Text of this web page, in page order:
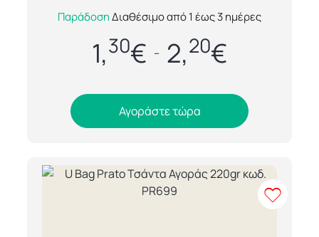
Η U Bag Phoenix είναι μία ελαφριά και
πρακτική τσάντα αγοράς 130gr, ιδανική για
καθημερινή χρήση αλλά και για εταιρικές...
ΠαράδοσηΔιαθέσιμο από 1 έως 3 ημέρες
1,30€ – 2,20€
Αγοράστε τώρα